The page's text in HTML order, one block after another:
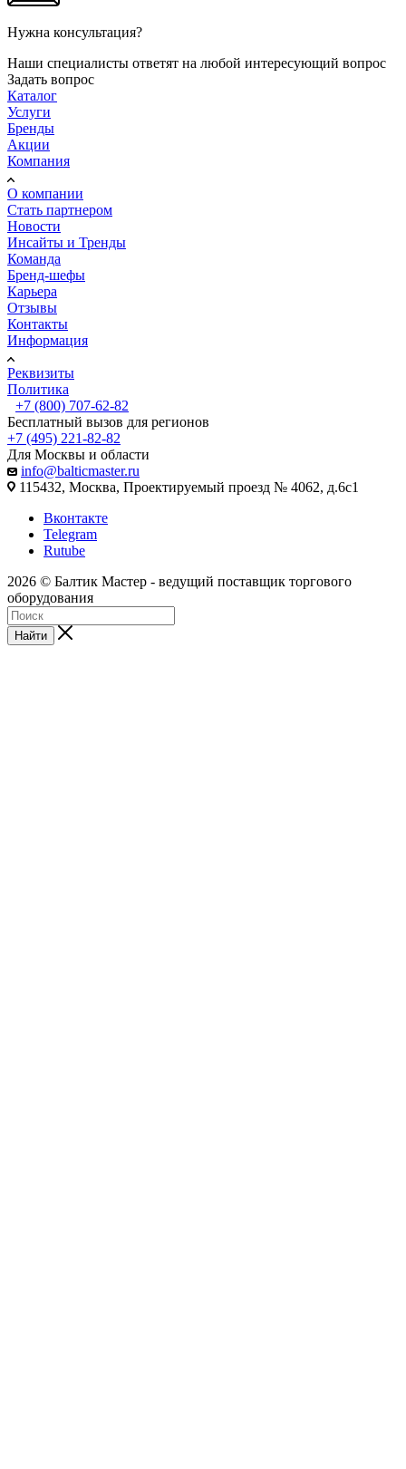
Нужна консультация?
Наши специалисты ответят на любой интересующий вопрос
Задать вопрос
Каталог
Услуги
Бренды
Акции
Компания
О компании
Стать партнером
Новости
Инсайты и Тренды
Команда
Бренд-шефы
Карьера
Отзывы
Контакты
Информация
Реквизиты
Политика
+7 (800) 707-62-82
Бесплатный вызов для регионов
+7 (495) 221-82-82
Для Москвы и области
info@balticmaster.ru
115432, Москва, Проектируемый проезд № 4062, д.6с1
Вконтакте
Telegram
Rutube
2026 © Балтик Мастер - ведущий поставщик торгового
оборудования
Найти